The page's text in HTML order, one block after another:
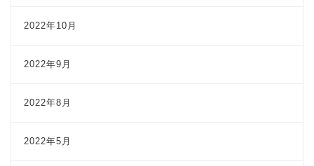
2022年10月
2022年9月
2022年8月
2022年5月